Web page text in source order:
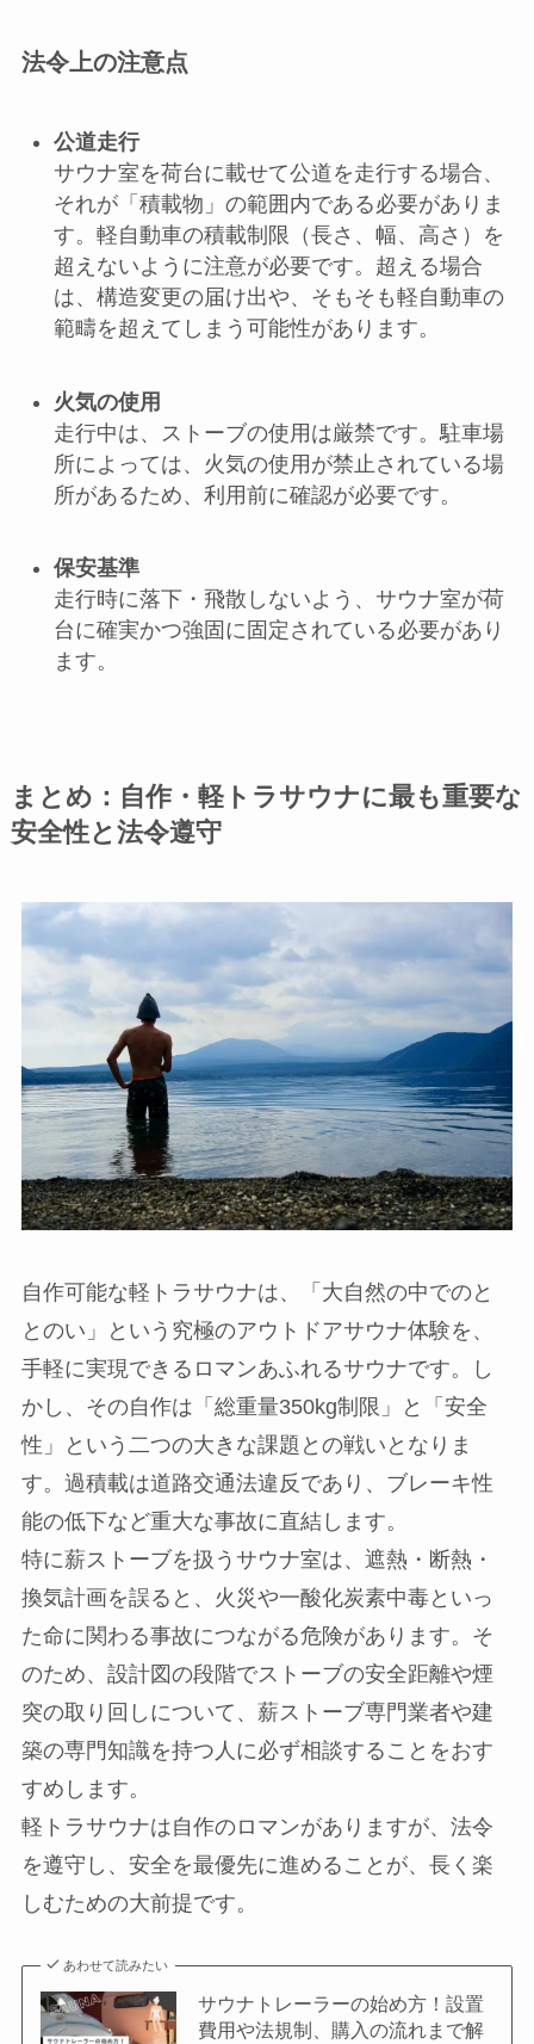
法令上の注意点
公道走行
サウナ室を荷台に載せて公道を走行する場合、
それが「積載物」の範囲内である必要がありま
す。軽自動車の積載制限（長さ、幅、高さ）を
超えないように注意が必要です。超える場合
は、構造変更の届け出や、そもそも軽自動車の
範疇を超えてしまう可能性があります。
火気の使用
走行中は、ストーブの使用は厳禁です。駐車場
所によっては、火気の使用が禁止されている場
所があるため、利用前に確認が必要です。
保安基準
走行時に落下・飛散しないよう、サウナ室が荷
台に確実かつ強固に固定されている必要があり
ます。
まとめ：自作・軽トラサウナに最も重要な
安全性と法令遵守
自作可能な軽トラサウナは、「大自然の中でのと
とのい」という究極のアウトドアサウナ体験を、
手軽に実現できるロマンあふれるサウナです。し
かし、その自作は「総重量350kg制限」と「安全
性」という二つの大きな課題との戦いとなりま
す。過積載は道路交通法違反であり、ブレーキ性
能の低下など重大な事故に直結します。
特に薪ストーブを扱うサウナ室は、遮熱・断熱・
換気計画を誤ると、火災や一酸化炭素中毒といっ
た命に関わる事故につながる危険があります。そ
のため、設計図の段階でストーブの安全距離や煙
突の取り回しについて、薪ストーブ専門業者や建
築の専門知識を持つ人に必ず相談することをおす
すめします。
軽トラサウナは自作のロマンがありますが、法令
を遵守し、安全を最優先に進めることが、長く楽
しむための大前提です。
あわせて読みたい
サウナトレーラーの始め方！設置
費用や法規制、購入の流れまで解